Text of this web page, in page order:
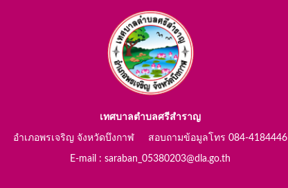
เทศบาลตำบลศรีสำราญ
อำเภอพรเจริญ จังหวัดบึงกาฬ สอบถามข้อมูลโทร 084-4184446
E-mail : saraban_05380203@dla.go.th